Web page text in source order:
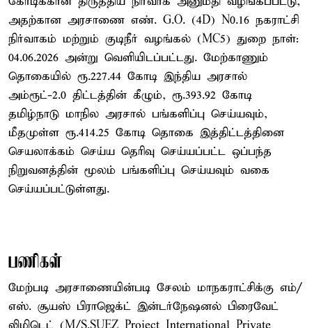
அதற்கான அரசாணை எண். G.O. (4D) N0.16 நகராட்சி
நிர்வாகம் மற்றும் குடிநீர் வழங்கல் (MC5) துறை நாள்:
04.06.2026 அன்று வெளியிடப்பட்டது. மேற்காணும்
தொகையில் ரூ.227.44 கோடி இந்திய அரசால்
அம்ரூட்-2.0 திட்டத்தின் கீழும், ரூ.393.92 கோடி
தமிழ்நாடு மாநில அரசால் பங்களிப்பு செய்யவும்,
மீதமுள்ள ரூ.414.25 கோடி தொகை இத்திட்டத்தினை
செயலாக்கம் செய்ய தெரிவு செய்யப்பட்ட ஒப்பந்த
நிறுவனத்தின் மூலம் பங்களிப்பு செய்யவும் வகை
செய்யப்பட்டுள்ளது.
பணிகள்
மேற்படி அரசாணையின்படி சேலம் மாநகராட்சிக்கு எம்/
எஸ். சூயஸ் பிராஜெக்ட் இன்டர்நேஷனல் பிரைவேட்